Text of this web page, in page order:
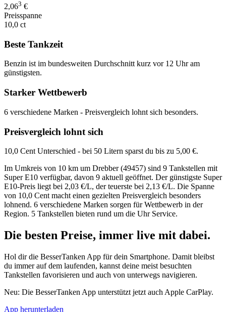
2,063 €
Preisspanne
10,0 ct
Beste Tankzeit
Benzin ist im bundesweiten Durchschnitt kurz vor 12 Uhr am
günstigsten.
Starker Wettbewerb
6 verschiedene Marken - Preisvergleich lohnt sich besonders.
Preisvergleich lohnt sich
10,0 Cent Unterschied - bei 50 Litern sparst du bis zu 5,00 €.
Im Umkreis von 10 km um Drebber (49457) sind 9 Tankstellen mit
Super E10 verfügbar, davon 9 aktuell geöffnet. Der günstigste Super
E10-Preis liegt bei 2,03 €/L, der teuerste bei 2,13 €/L. Die Spanne
von 10,0 Cent macht einen gezielten Preisvergleich besonders
lohnend. 6 verschiedene Marken sorgen für Wettbewerb in der
Region. 5 Tankstellen bieten rund um die Uhr Service.
Die besten Preise, immer live mit dabei.
Hol dir die BesserTanken App für dein Smartphone. Damit bleibst
du immer auf dem laufenden, kannst deine meist besuchten
Tankstellen favorisieren und auch von unterwegs navigieren.
Neu: Die BesserTanken App unterstützt jetzt auch Apple CarPlay.
App herunterladen